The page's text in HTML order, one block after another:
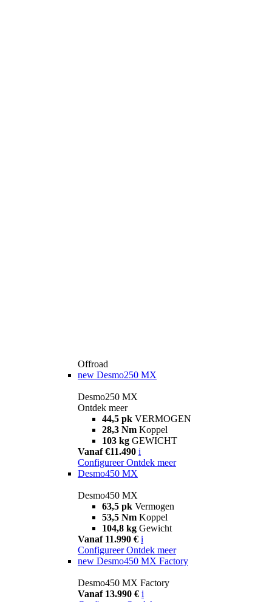
Offroad
new Desmo250 MX
Desmo250 MX
Ontdek meer
44,5 pk VERMOGEN
28,3 Nm Koppel
103 kg GEWICHT
Vanaf €11.490 i
Configureer Ontdek meer
Desmo450 MX
Desmo450 MX
63,5 pk Vermogen
53,5 Nm Koppel
104,8 kg Gewicht
Vanaf 11.990 € i
Configureer Ontdek meer
new Desmo450 MX Factory
Desmo450 MX Factory
Vanaf 13.990 € i